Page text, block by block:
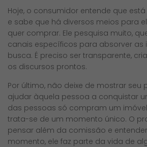
Hoje, o consumidor entende que
e sabe que há diversos meios para
quer comprar. Ele pesquisa muito,
canais específicos para absorver as
busca. É preciso ser transparente,
os discursos prontos.
Por último, não deixe de mostrar seu
ajudar àquela pessoa a conquistar
das pessoas só compram um
trata-se de um momento único. O
pensar além da comissão e
momento, ele faz parte da vida de